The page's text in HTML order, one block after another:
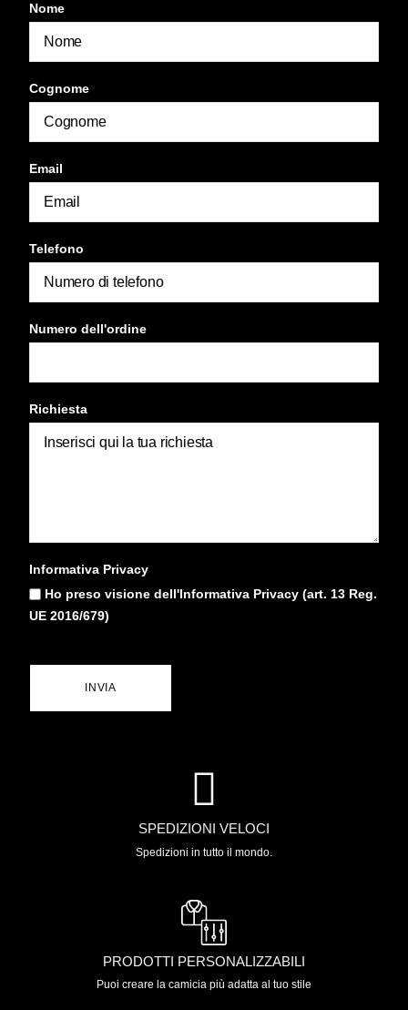
Nome
Cognome
Email
Telefono
Numero dell'ordine
Richiesta
Informativa Privacy
Ho preso visione dell'Informativa Privacy (art. 13 Reg.
UE 2016/679)
INVIA
SPEDIZIONI VELOCI
Spedizioni in tutto il mondo.
PRODOTTI PERSONALIZZABILI
Puoi creare la camicia più adatta al tuo stile